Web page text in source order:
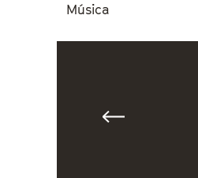
Música